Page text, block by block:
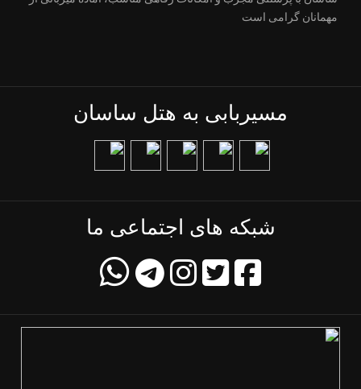
مهمانان گرامی است
مسیربابی به هتل ساسان
شبکه های اجتماعی ما